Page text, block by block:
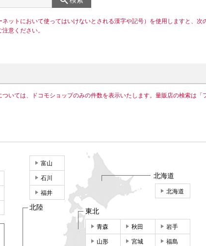
ットにおいて使ってはいけないとされる漢字や記号）を使用しますと、次
意ください。
ついては、ドコモショップのみの件数を表示いたします。量販店の検索は「
北海道
北海道
東北
青森 秋田 岩手
山形 宮城 福島
富山
石川
福井
北陸